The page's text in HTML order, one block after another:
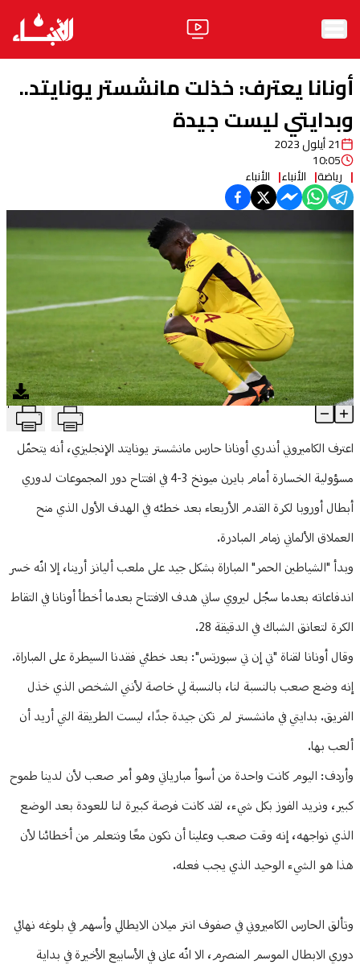
الأخبار
ثقافة ومجتمع
منوعات
آراء
فيديو
مواقف
الحزب
ابحث
أونانا يعترف: خذلت مانشستر يونايتد..
وبدايتي ليست جيدة
21 أيلول 2023
10:05
رياضة الأنباء الأنباء
أونانا يعترف: خذلت مانشستر يونايتد.. وبدايتي ليست جيدة T
Article Content
اعترف الكاميروني أندري أونانا حارس مانشستر يونايتد الإنجليزي، أنه يتحمّل
مسؤولية الخسارة أمام بايرن ميونخ 3-4 في افتتاح دور المجموعات لدوري
أبطال أوروبا لكرة القدم الأربعاء بعد خطئه في الهدف الأول الذي منح
العملاق الألماني زمام المبادرة.
وبدأ "الشياطين الحمر" المباراة بشكل جيد على ملعب أليانز أرينا، إلا انّه خسر
اندفاعاته بعدما سجّل ليروي ساني هدف الافتتاح بعدما أخطأ أونانا في التقاط
الكرة لتعانق الشباك في الدقيقة 28.
وقال أونانا لقناة "تي إن تي سبورتس": بعد خطئي فقدنا السيطرة على المباراة.
إنه وضع صعب بالنسبة لنا، بالنسبة لي خاصة لأنني الشخص الذي خذل
الفريق. بدايتي في مانشستر لم تكن جيدة جدًا، ليست الطريقة التي أريد أن
ألعب بها.
وأردف: اليوم كانت واحدة من أسوأ مبارياتي وهو أمر صعب لأن لدينا طموح
كبير، ونريد الفوز بكل شيء، لقد كانت فرصة كبيرة لنا للعودة بعد الوضع
الذي نواجهه، إنه وقت صعب وعلينا أن نكون معًا ونتعلم من أخطائنا لأن
هذا هو الشيء الوحيد الذي يجب فعله.
وتألق الحارس الكاميروني في صفوف انتر ميلان الايطالي وأسهم في بلوغه نهائي
دوري الابطال الموسم المنصرم، الا انّه عانى في الأسابيع الأخيرة في بداية